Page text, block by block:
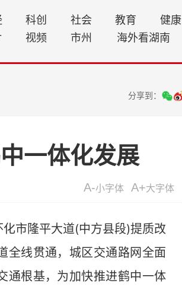
科创 社会 教育 健康
视频 市州 海外看湖南
分享到：
一体化发展
A-小字体 A+大字体
市隆平大道(中方县段)提质改
全线贯通，城区交通路网全面
通根基，为加快推进鹤中一体